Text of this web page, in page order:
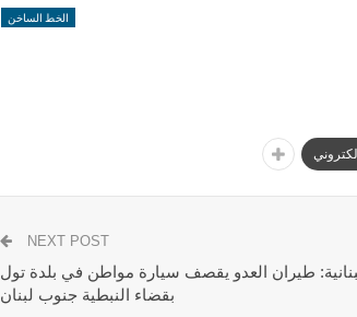
الخط الساخن
NEXT POST
طيران العدو يقصف سيارة مواطن في بلدة تول
بقضاء النبطية جنوب لبنان